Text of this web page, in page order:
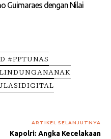
Guimaraes dengan Nilai
#PPTUNAS
ARTIKEL SELANJUTNYA
Kapolri: Angka Kecelakaan